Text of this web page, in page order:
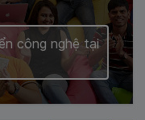
công nghệ tại